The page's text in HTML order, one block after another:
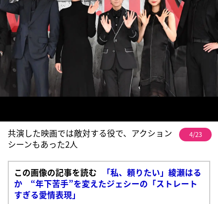
共演した映画では敵対する役で、アクション
シーンもあった2人
4/23
この画像の記事を読む
「私、頼りたい」綾瀬はる
か “年下苦手”を変えたジェシーの「ストレート
すぎる愛情表現」